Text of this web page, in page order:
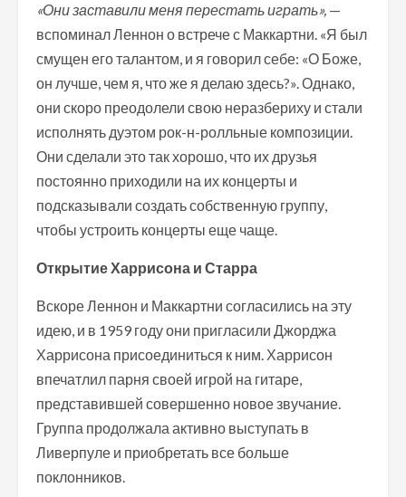
«Они заставили меня перестать играть», —
вспоминал Леннон о встрече с Маккартни. «Я был
смущен его талантом, и я говорил себе: «О Боже,
он лучше, чем я, что же я делаю здесь?». Однако,
они скоро преодолели свою неразбериху и стали
исполнять дуэтом рок-н-ролльные композиции.
Они сделали это так хорошо, что их друзья
постоянно приходили на их концерты и
подсказывали создать собственную группу,
чтобы устроить концерты еще чаще.
Открытие Харрисона и Старра
Вскоре Леннон и Маккартни согласились на эту
идею, и в 1959 году они пригласили Джорджа
Харрисона присоединиться к ним. Харрисон
впечатлил парня своей игрой на гитаре,
представившей совершенно новое звучание.
Группа продолжала активно выступать в
Ливерпуле и приобретать все больше
поклонников.